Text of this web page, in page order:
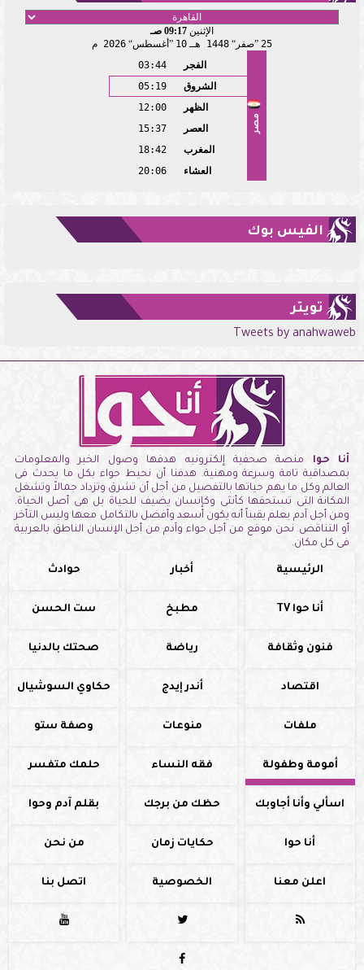
الإثنين 09:17 صـ
25
صفر 1448 هـ 10 أغسطس 2026 م
مصر
الفجر
03:44
الشروق
05:19
الظهر
12:00
العصر
15:37
المغرب
18:42
العشاء
20:06
الفيس بوك
تويتر
Tweets by anahwaweb
أنا حوا منصة صحفية إلكترونيه هدفها وصول الخبر والمعلومات
بمصداقية تامة وسرعة ومهنية. هدفنا أن نحيط حواء بكل ما يحدث فى
العالم وكل ما يهم حياتها بالتفصيل من أجل أن تشرق وتزداد جمالاً وتشغل
المكانة التى تستحقها كأنثى وكإنسان يضيف للحياة بل هى أصل الحياة.
ومن أجل آدم يعلم يقيناً أنه يكون أسعد وأفضل بالتكامل معها وليس التأخر
أو التناقض. نحن موقع من أجل حواء وآدم من أجل الإنسان الناطق بالعربية
فى كل مكان.
الرئيسية أخبار حوادث
أنا حوا TV مطبخ ست الحسن
فنون وثقافة رياضة صحتك بالدنيا
اقتصاد أندر إيدج حكاوي السوشيال
ملفات منوعات وصفة ستو
أمومة وطفولة فقه النساء حلمك متفسر
اسألي وأنا أجاوبك حظك من برجك بقلم آدم وحوا
أنا حوا حكايات زمان من نحن
اعلن معنا الخصوصية اتصل بنا



